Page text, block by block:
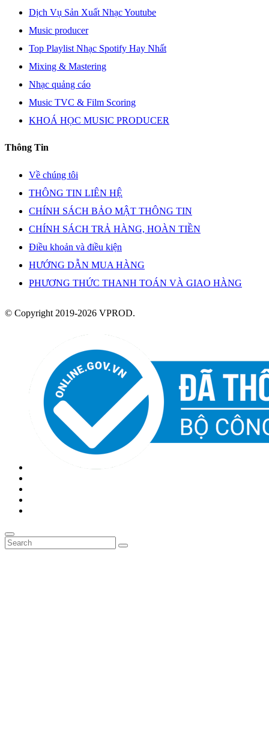
Dịch Vụ Sản Xuất Nhạc Youtube
Music producer
Top Playlist Nhạc Spotify Hay Nhất
Mixing & Mastering
Nhạc quảng cáo
Music TVC & Film Scoring
KHOÁ HỌC MUSIC PRODUCER
Thông Tin
Về chúng tôi
THÔNG TIN LIÊN HỆ
CHÍNH SÁCH BẢO MẬT THÔNG TIN
CHÍNH SÁCH TRẢ HÀNG, HOÀN TIỀN
Điều khoản và điều kiện
HƯỚNG DẪN MUA HÀNG
PHƯƠNG THỨC THANH TOÁN VÀ GIAO HÀNG
© Copyright 2019-2026 VPROD.